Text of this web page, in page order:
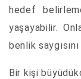
hedef
yaşayabilir.
benlik
Bir kişi